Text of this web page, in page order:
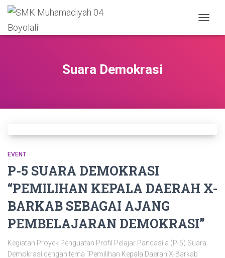
Suara Demokrasi
EVENT
P-5 SUARA DEMOKRASI
“PEMILIHAN KEPALA DAERAH X-
BARKAB SEBAGAI AJANG
PEMBELAJARAN DEMOKRASI”
Kegiatan Proyek Penguatan Profil Pelajar Pancasila (P-5) Suara
Demokrasi dengan tema “Pemilihan Kepala Daerah X-Barkab